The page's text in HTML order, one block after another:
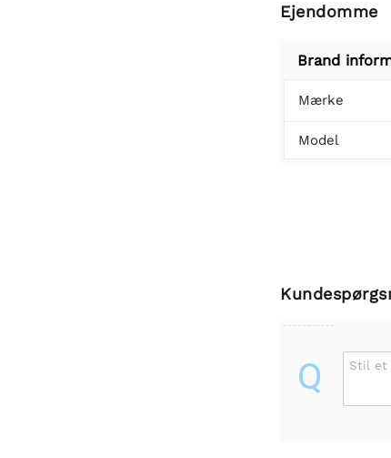
Ejendomme
Brand
Mærke
Model
Q Stil et